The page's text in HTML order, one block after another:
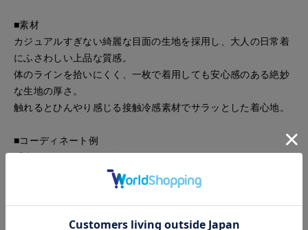
■素材
カジュアルすぎない綺麗な目面の生地を採用し、大人の日常着
にふさわしい上品な質感。
体のラインを拾いにくく、一枚で着用しても安心感のある絶妙
な生地の厚さ。
触れるとひんやり感じる接触冷感素材でサラッとした着心地。
■コーディネート例
「大人フェミニンな配色」
ラベンダーカラーのパンツと合わせれば、清潔感と華やかさを
両立したスタイリングが完成します。
「モードなモノトーン」